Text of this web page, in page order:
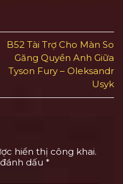
B52 Tài Trợ Cho Màn So
Găng Quyền Anh Giữa
Tyson Fury – Oleksandr
Usyk
hiển thị công khai.
dấu *